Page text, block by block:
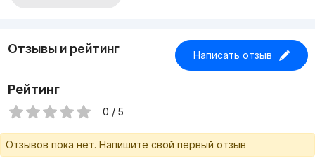
Отзывы и рейтинг Написать отзыв
Рейтинг
0 / 5
Отзывов пока нет. Напишите свой первый отзыв